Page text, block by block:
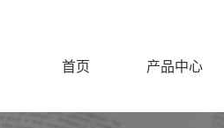
首页 产品中心